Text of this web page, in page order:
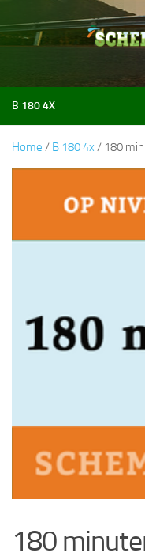
Doorgaan naar inhoud
B 180 4X
Home / B 180 4x / 180
180